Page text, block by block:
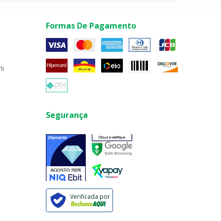
Formas De Pagamento
Segurança
Verificada por